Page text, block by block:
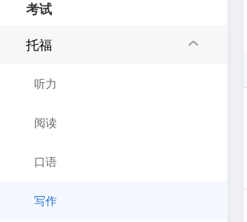
考试
托福
听力
阅读
口语
写作